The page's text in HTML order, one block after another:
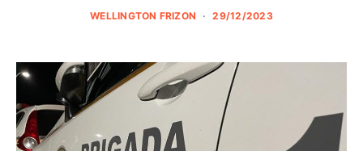
WELLINGTON FRIZON 29/12/2023